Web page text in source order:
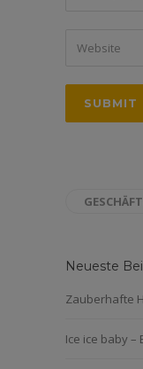
Neueste
Zauberhafte
Ice ice baby